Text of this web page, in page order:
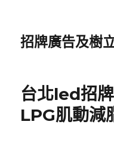
招牌廣告及樹
台北led招
LPG肌動減